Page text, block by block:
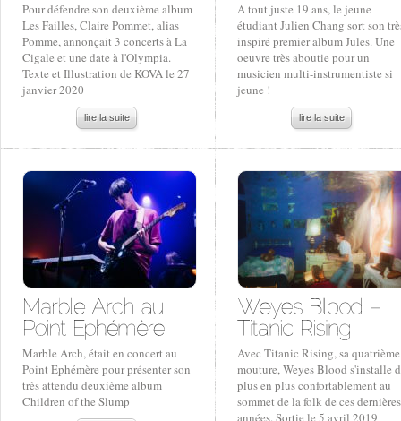
Pour défendre son deuxième album
Les Failles, Claire Pommet, alias
Pomme, annonçait 3 concerts à La
Cigale et une date à l'Olympia.
Texte et Illustration de KOVA le 27
janvier 2020
lire la suite
A tout juste 19 ans, le jeune
étudiant Julien Chang sort son
inspiré premier album Jules. Une
oeuvre très aboutie pour un
musicien multi-instrumentiste si
jeune !
lire la suite
Marble Arch, était en concert au
Point Ephémère pour présenter son
très attendu deuxième album
Children of the Slump
Avec Titanic Rising, sa quatrième
mouture, Weyes Blood s'installe
plus en plus confortablement au
sommet de la folk de ces dernières
années. Sortie le 5 avril 2019